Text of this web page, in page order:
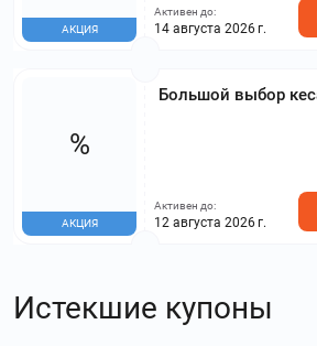
АКЦИЯ
Активен до:
14 августа 2026 г.
Большой выбор
%
АКЦИЯ
Активен до:
12 августа 2026 г.
Истекшие купоны